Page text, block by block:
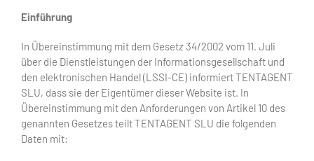
Einführung
In Übereinstimmung mit dem Gesetz 34/2002 vom 11. Juli
über die Dienstleistungen der Informationsgesellschaft und
den elektronischen Handel (LSSI-CE) informiert TENTAGENT
SLU, dass sie der Eigentümer dieser Website ist. In
Übereinstimmung mit den Anforderungen von Artikel 10 des
genannten Gesetzes teilt TENTAGENT SLU die folgenden
Daten mit: